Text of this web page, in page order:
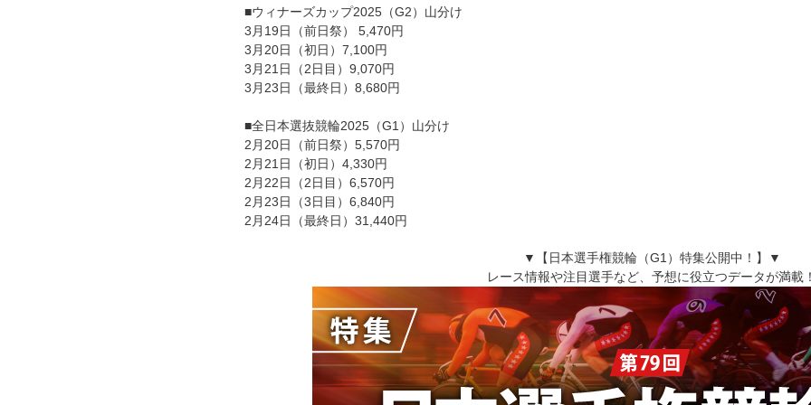
■ウィナーズカップ2025（G2）山分け
3月19日（前日祭） 5,470円
3月20日（初日）7,100円
3月21日（2日目）9,070円
3月23日（最終日）8,680円
■全日本選抜競輪2025（G1）山分け
2月20日（前日祭）5,570円
2月21日（初日）4,330円
2月22日（2日目）6,570円
2月23日（3日目）6,840円
2月24日（最終日）31,440円
▼【日本選手権競輪（G1）特集公開中！】▼
レース情報や注目選手など、予想に役立つデータが満載